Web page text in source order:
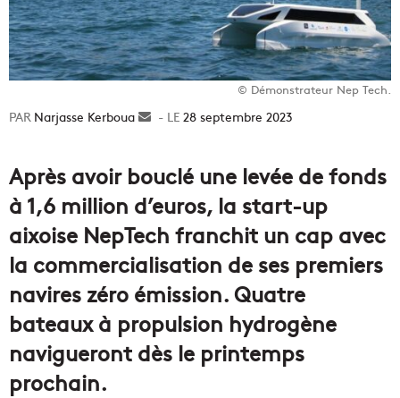
© Démonstrateur Nep Tech.
Narjasse Kerboua
Envoyer28 septembre 2023
Après avoir bouclé une levée de fonds
à 1,6 million d’euros, la start-up
aixoise NepTech franchit un cap avec
la commercialisation de ses premiers
navires zéro émission. Quatre
bateaux à propulsion hydrogène
navigueront dès le printemps
prochain.